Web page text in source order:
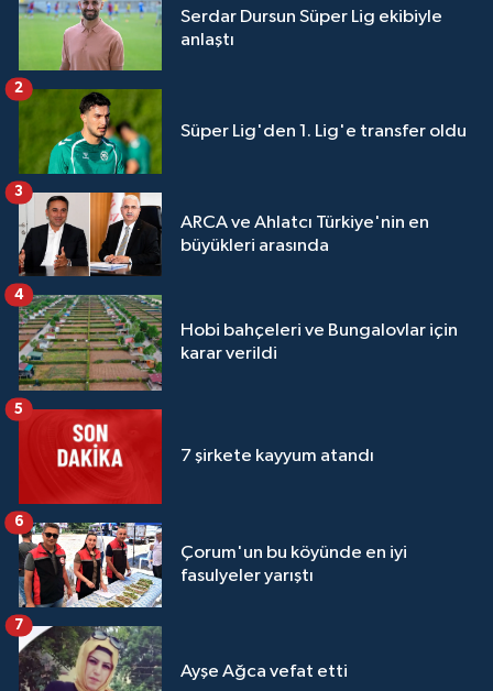
Serdar Dursun Süper Lig ekibiyle
anlaştı
Süper Lig'den 1. Lig'e transfer oldu
2
ARCA ve Ahlatcı Türkiye'nin en
büyükleri arasında
3
Hobi bahçeleri ve Bungalovlar için
karar verildi
4
7 şirkete kayyum atandı
5
Çorum'un bu köyünde en iyi
fasulyeler yarıştı
6
Ayşe Ağca vefat etti
7